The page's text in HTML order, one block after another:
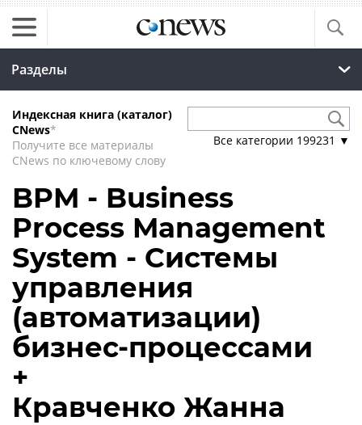
Разделы
Индексная книга (каталог)
CNews*
Получите все материалы
CNews по ключевому слову
Все категории 199231 ▼
BPM - Business
Process Management
System - Системы
управления
(автоматизации)
бизнес-процессами
+
Кравченко Жанна